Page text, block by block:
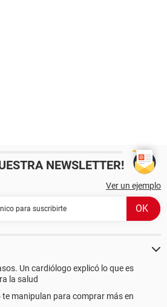
NEWSLETTER!
Ver un ejemplo
Un cardiólogo explicó lo que es
la salud
te manipulan para comprar más en